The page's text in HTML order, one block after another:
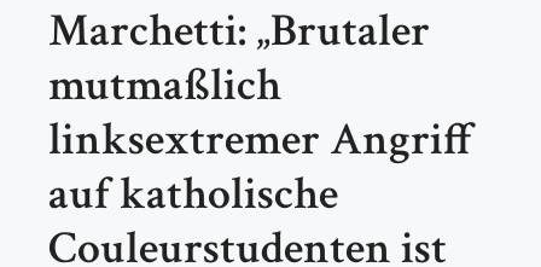
Marchetti: „Brutaler
mutmaßlich
linksextremer Angriff
auf katholische
Couleurstudenten ist